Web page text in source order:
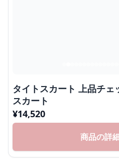
タイトスカート 上品チェ
スカート
¥14,520
商品の詳